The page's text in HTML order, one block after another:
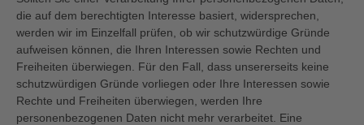
die auf dem berechtigten Interesse basiert, widersprechen,
werden wir im Einzelfall prüfen, ob wir schutzwürdige Gründe
aufweisen können, die Ihren Interessen sowie Rechten und
Freiheiten überwiegen. Für den Fall, dass unsererseits keine
schutzwürdigen Gründe vorliegen oder Ihre Interessen sowie
Rechte und Freiheiten überwiegen, werden Ihre
personenbezogenen Daten nicht mehr verarbeitet. Eine